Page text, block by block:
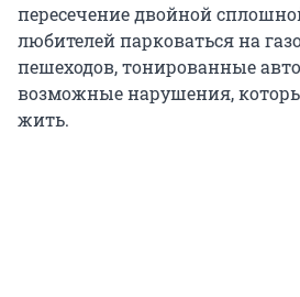
пересечение двойной
любителей парковаться на
пешеходов, тонированные
возможные нарушения,
жить.